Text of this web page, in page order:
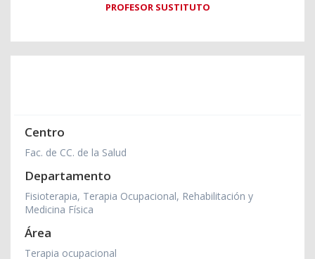
PROFESOR SUSTITUTO
Centro
Fac. de CC. de la Salud
Departamento
Fisioterapia, Terapia Ocupacional, Rehabilitación y
Medicina Física
Área
Terapia ocupacional